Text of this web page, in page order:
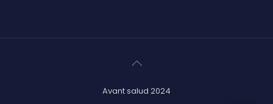
Avant salud 2024